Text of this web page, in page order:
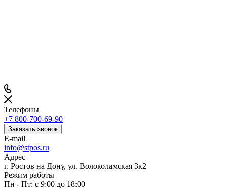
Телефоны
+7 800-700-69-90
Заказать звонок
E-mail
info@stpos.ru
Адрес
г. Ростов на Дону, ул. Волоколамская 3к2
Режим работы
Пн - Пт: с 9:00 до 18:00